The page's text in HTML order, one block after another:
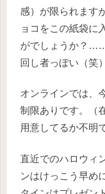
感）が限られます
ョコをこの紙袋に
がでしょうか？
回し者っぽい（笑）
オンラインでは、
制限ありです。（
用意してるか不明
直近でのハロウィ
ンはけっこう早め